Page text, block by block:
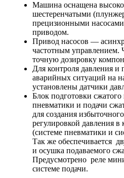
Машина оснащена
шестеренчатыми
прецизионными
приводом.
Привод насосов —
частотным управлением.
точную дозировку
Для контроля давления и
аварийных ситуаций на
установлены датчики
Блок подготовки сжатого
пневматики и подачи
для создания
регулировкой давления в
(системе пневматики и
Так же обеспечивается
и осушка подаваемого
Предусмотрено реле
системе подачи.